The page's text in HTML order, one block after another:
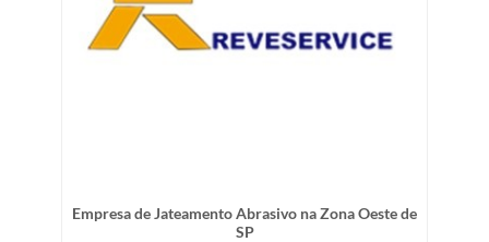
Empresa de Jateamento Abrasivo na Zona Oeste de
SP